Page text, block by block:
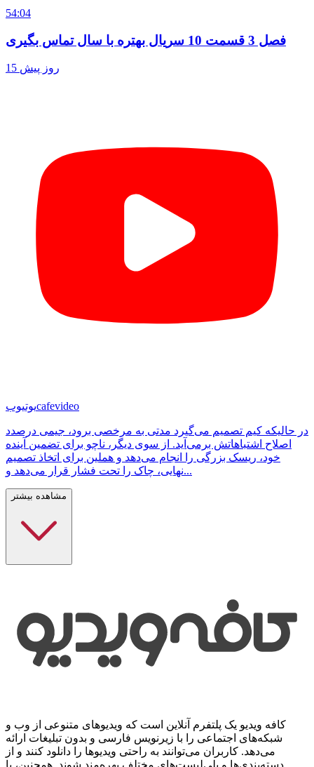
54:04
فصل 3 قسمت 10 سریال بهتره با سال تماس بگیری
15 روز پیش
یوتیوبcafevideo
در حالیکه کیم تصمیم می‌گیرد مدتی به مرخصی برود، جیمی درصدد
اصلاح اشتباهاتش برمی‌آید. از سوی دیگر، ناچو برای تضمین آینده
خود، ریسک بزرگی را انجام می‌دهد و هملین برای اتخاذ تصمیم
نهایی، چاک را تحت فشار قرار می‌دهد و...
مشاهده بیشتر
کافه ویدیو یک پلتفرم آنلاین است که ویدیوهای متنوعی از وب و
شبکه‌های اجتماعی را با زیرنویس فارسی و بدون تبلیغات ارائه
می‌دهد. کاربران می‌توانند به راحتی ویدیوها را دانلود کنند و از
دسته‌بندی‌ها و پلی‌لیست‌های مختلف بهره‌مند شوند. همچنین، با